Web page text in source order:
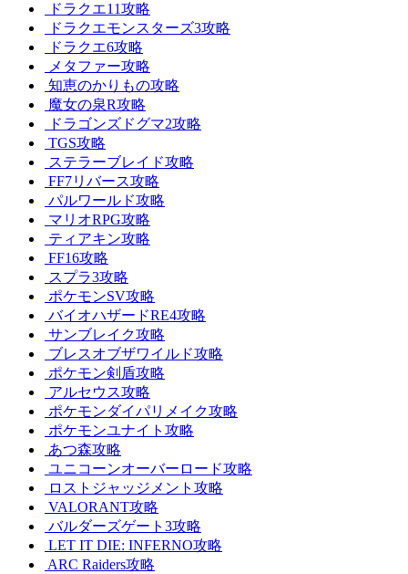
ドラクエ11攻略
ドラクエモンスターズ3攻略
ドラクエ6攻略
メタファー攻略
知恵のかりもの攻略
魔女の泉R攻略
ドラゴンズドグマ2攻略
TGS攻略
ステラーブレイド攻略
FF7リバース攻略
パルワールド攻略
マリオRPG攻略
ティアキン攻略
FF16攻略
スプラ3攻略
ポケモンSV攻略
バイオハザードRE4攻略
サンブレイク攻略
ブレスオブザワイルド攻略
ポケモン剣盾攻略
アルセウス攻略
ポケモンダイパリメイク攻略
ポケモンユナイト攻略
あつ森攻略
ユニコーンオーバーロード攻略
ロストジャッジメント攻略
VALORANT攻略
バルダーズゲート3攻略
LET IT DIE: INFERNO攻略
ARC Raiders攻略